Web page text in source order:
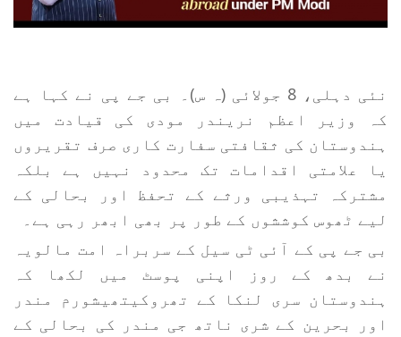
نئی دہلی، 8 جولائی (ہ س)۔ بی جے پی نے کہا ہے
کہ وزیر اعظم نریندر مودی کی قیادت میں
ہندوستان کی ثقافتی سفارت کاری صرف تقریروں
یا علامتی اقدامات تک محدود نہیں ہے بلکہ
مشترکہ تہذیبی ورثے کے تحفظ اور بحالی کے
لیے ٹھوس کوششوں کے طور پر بھی ابھر رہی ہے۔
بی جے پی کے آئی ٹی سیل کے سربراہ امت مالویہ
نے بدھ کے روز اپنی پوسٹ میں لکھا کہ
ہندوستان سری لنکا کے تھروکیتھیشورم مندر
اور بحرین کے شری ناتھ جی مندر کی بحالی کے